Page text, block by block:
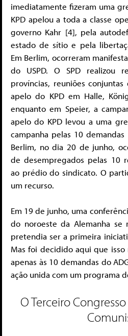
imediatamente fizeram uma
KPD apelou a toda a classe
governo Kahr [4], pela
estado de sítio e pela
Em Berlim, ocorreram
do USPD. O SPD realizou
províncias, reuniões
apelo do KPD em Halle,
enquanto em Speier, a
apelo do KPD levou a uma
campanha pelas 10
Berlim, no dia 20 de junho,
de desempregados pelas 10
ao prédio do sindicato. O
um recurso.
Em 19 de junho, uma
do noroeste da Alemanha se
pretendia ser a primeira
Mas foi decidido aqui que
apenas às 10 demandas do
ação unida com um programa
O Terceiro